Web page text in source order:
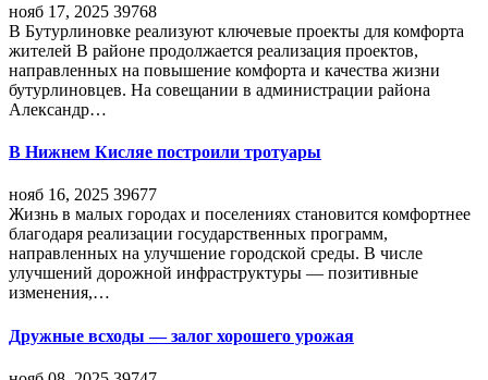
нояб 17, 2025 39768
В Бутурлиновке реализуют ключевые проекты для комфорта
жителей В районе продолжается реализация проектов,
направленных на повышение комфорта и качества жизни
бутурлиновцев. На совещании в администрации района
Александр…
В Нижнем Кисляе построили тротуары
нояб 16, 2025 39677
Жизнь в малых городах и поселениях становится комфортнее
благодаря реализации государственных программ,
направленных на улучшение городской среды. В числе
улучшений дорожной инфраструктуры — позитивные
изменения,…
Дружные всходы — залог хорошего урожая